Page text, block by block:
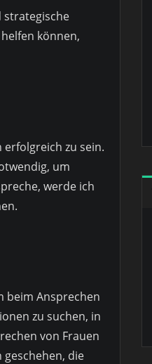
strategische
können,
erfolgreich zu sein.
um
werde ich
beim Ansprechen
zu suchen, in
von Frauen
die